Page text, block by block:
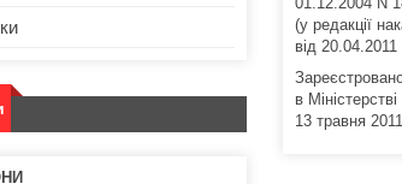
(у редакції
від
в
13 травня